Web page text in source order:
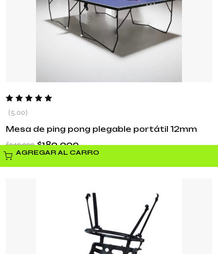
AGREGAR AL CARRO
Mesa de ping pong plegable portátil 12mm
(5.00)
$249.990 $189.990